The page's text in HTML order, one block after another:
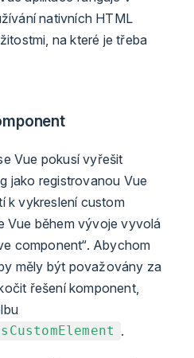
nativních HTML
na které je třeba
Vue pokusí vyřešit
jako registrovanou Vue
k vykreslení custom
Vue během vývoje vyvolá
component“. Abychom
měly být považovány za
řešení komponent,
.